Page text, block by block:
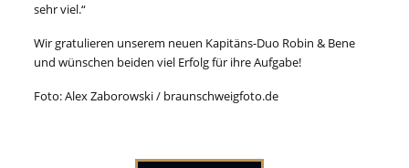
sehr viel.“
Wir gratulieren unserem neuen Kapitäns-Duo Robin & Bene
und wünschen beiden viel Erfolg für ihre Aufgabe!
Foto: Alex Zaborowski / braunschweigfoto.de